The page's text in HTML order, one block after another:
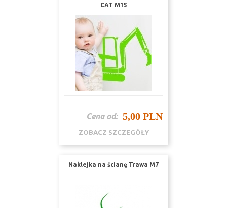
CAT M15
Cena od: 5,00 PLN
ZOBACZ SZCZEGÓŁY
Naklejka na ścianę Trawa M7